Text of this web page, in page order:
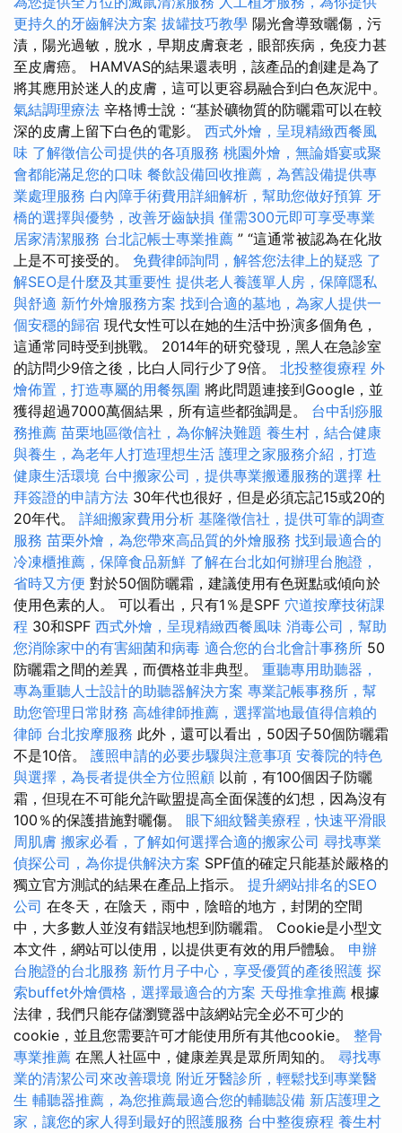
更持久的牙齒解決方案 拔罐技巧教學 陽光會導致曬傷，污
漬，陽光過敏，脫水，早期皮膚衰老，眼部疾病，免疫力甚
至皮膚癌。 HAMVAS的結果還表明，該產品的創建是為了
將其應用於迷人的皮膚，這可以更容易融合到白色灰泥中。
氣結調理療法 辛格博士說：“基於礦物質的防曬霜可以在較
深的皮膚上留下白色的電影。 西式外燴，呈現精緻西餐風
味 了解徵信公司提供的各項服務 桃園外燴，無論婚宴或聚
會都能滿足您的口味 餐飲設備回收推薦，為舊設備提供專
業處理服務 白內障手術費用詳細解析，幫助您做好預算 牙
橋的選擇與優勢，改善牙齒缺損 僅需300元即可享受專業
居家清潔服務 台北記帳士專業推薦 ” “這通常被認為在化妝
上是不可接受的。 免費律師詢問，解答您法律上的疑惑 了
解SEO是什麼及其重要性 提供老人養護單人房，保障隱私
與舒適 新竹外燴服務方案 找到合適的墓地，為家人提供一
個安穩的歸宿 現代女性可以在她的生活中扮演多個角色，
這通常同時受到挑戰。 2014年的研究發現，黑人在急診室
的訪問少9倍之後，比白人同行少了9倍。 北投整復療程 外
燴佈置，打造專屬的用餐氛圍 將此問題連接到Google，並
獲得超過7000萬個結果，所有這些都強調是。 台中刮痧服
務推薦 苗栗地區徵信社，為你解決難題 養生村，結合健康
與養生，為老年人打造理想生活 護理之家服務介紹，打造
健康生活環境 台中搬家公司，提供專業搬遷服務的選擇 杜
拜簽證的申請方法 30年代也很好，但是必須忘記15或20的
20年代。 詳細搬家費用分析 基隆徵信社，提供可靠的調查
服務 苗栗外燴，為您帶來高品質的外燴服務 找到最適合的
冷凍櫃推薦，保障食品新鮮 了解在台北如何辦理台胞證，
省時又方便 對於50個防曬霜，建議使用有色斑點或傾向於
使用色素的人。 可以看出，只有1％是SPF 穴道按摩技術課
程 30和SPF 西式外燴，呈現精緻西餐風味 消毒公司，幫助
您消除家中的有害細菌和病毒 適合您的台北會計事務所 50
防曬霜之間的差異，而價格並非典型。 重聽專用助聽器，
專為重聽人士設計的助聽器解決方案 專業記帳事務所，幫
助您管理日常財務 高雄律師推薦，選擇當地最值得信賴的
律師 台北按摩服務 此外，還可以看出，50因子50個防曬霜
不是10倍。 護照申請的必要步驟與注意事項 安養院的特色
與選擇，為長者提供全方位照顧 以前，有100個因子防曬
霜，但現在不可能允許歐盟提高全面保護的幻想，因為沒有
100％的保護措施對曬傷。 眼下細紋醫美療程，快速平滑眼
周肌膚 搬家必看，了解如何選擇合適的搬家公司 尋找專業
偵探公司，為你提供解決方案 SPF值的確定只能基於嚴格的
獨立官方測試的結果在產品上指示。 提升網站排名的SEO
公司 在冬天，在陰天，雨中，陰暗的地方，封閉的空間
中，大多數人並沒有錯誤地想到防曬霜。 Cookie是小型文
本文件，網站可以使用，以提供更有效的用戶體驗。 申辦
台胞證的台北服務 新竹月子中心，享受優質的產後照護 探
索buffet外燴價格，選擇最適合的方案 天母推拿推薦 根據
法律，我們只能存儲瀏覽器中該網站完全必不可少的
cookie，並且您需要許可才能使用所有其他cookie。 整骨
專業推薦 在黑人社區中，健康差異是眾所周知的。 尋找專
業的清潔公司來改善環境 附近牙醫診所，輕鬆找到專業醫
生 輔聽器推薦，為您推薦最適合您的輔聽設備 新店護理之
家，讓您的家人得到最好的照護服務 台中整復療程 養生村